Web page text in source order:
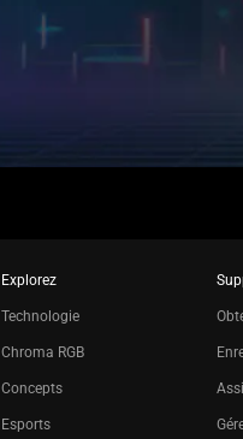
Explorez
Technologie
Chroma RGB
Concepts
Esports